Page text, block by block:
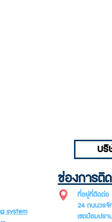
บริ
system
ช่องการติ
ที่อยู่ที่ติดต่อ
24 ถนนวรจั
เขตป้อมปรา